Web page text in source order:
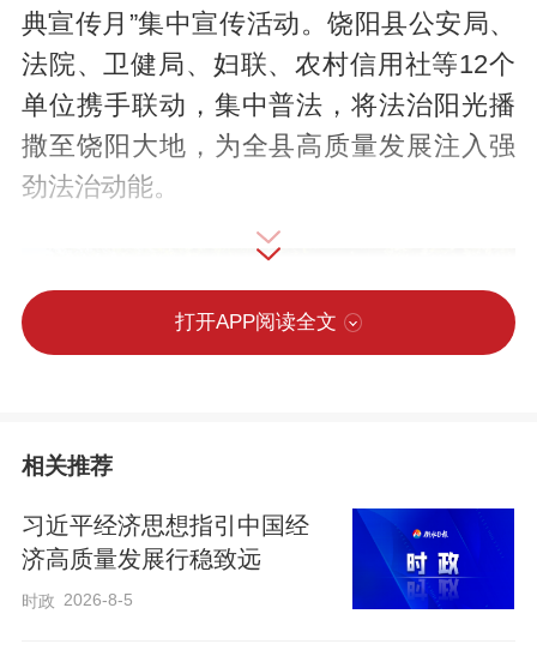
典宣传月”集中宣传活动。饶阳县公安局、
法院、卫健局、妇联、农村信用社等12个
单位携手联动，集中普法，将法治阳光播
撒至饶阳大地，为全县高质量发展注入强
劲法治动能。
打开APP阅读全文
相关推荐
习近平经济思想指引中国经
济高质量发展行稳致远
时政 2026-8-5